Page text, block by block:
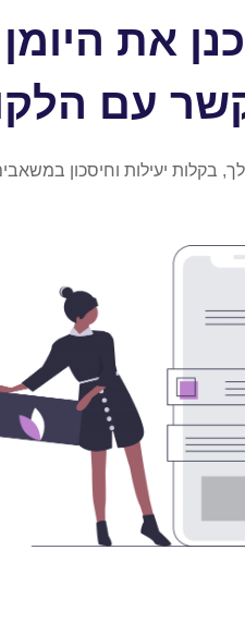
את
עם
בקלות יעילות וחיסכון